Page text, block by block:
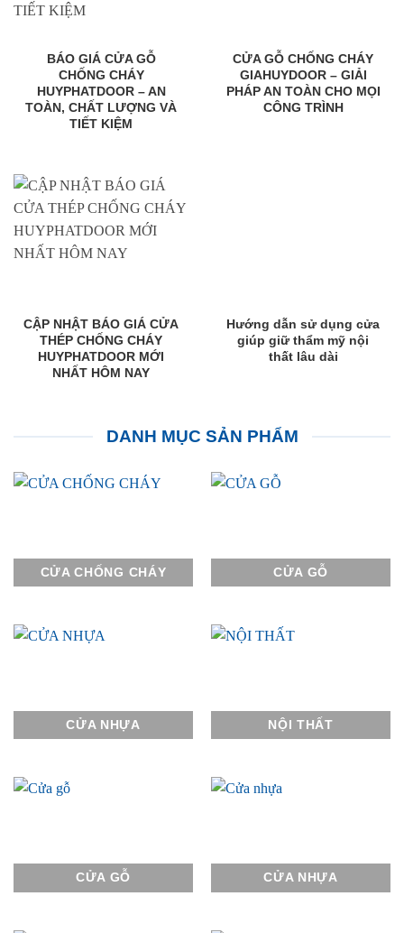
BÁO GIÁ CỬA GỖ
CHỐNG CHÁY
HUYPHATDOOR – AN
TOÀN, CHẤT LƯỢNG VÀ
TIẾT KIỆM
CỬA GỖ CHỐNG CHÁY
GIAHUYDOOR – GIẢI
PHÁP AN TOÀN CHO MỌI
CÔNG TRÌNH
CẬP NHẬT BÁO GIÁ CỬA
THÉP CHỐNG CHÁY
HUYPHATDOOR MỚI
NHẤT HÔM NAY
Hướng dẫn sử dụng cửa
giúp giữ thẩm mỹ nội
thất lâu dài
DANH MỤC SẢN PHẨM
CỬA CHỐNG CHÁY CỬA GỖ
CỬA NHỰA NỘI THẤT
CỬA GỖ CỬA NHỰA